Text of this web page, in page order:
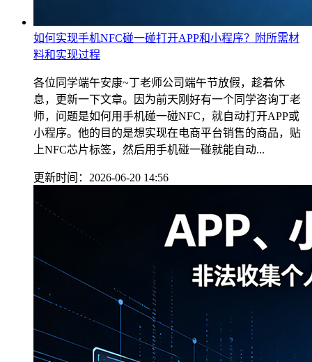
如何实现手机NFC碰一碰打开APP和小程序？附所需材
料和实现过程
各位同学端午安康~丁老师公司端午节放假，趁着休
息，更新一下文章。因为前天刚好有一个同学咨询丁老
师，问题是如何用手机碰一碰NFC，就自动打开APP或
小程序。他的目的是想实现在电商平台销售的商品，贴
上NFC芯片标签，然后用手机碰一碰就能自动...
更新时间：2026-06-20 14:56